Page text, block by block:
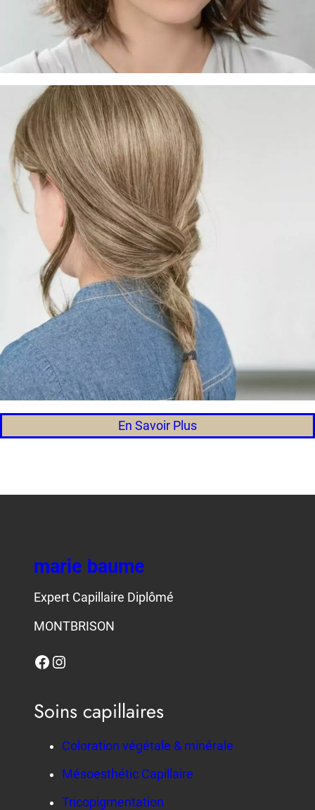
En Savoir Plus
marie baume
Expert Capillaire Diplômé
MONTBRISON
Facebook Instagram
Soins capillaires
Coloration végétale & minérale
Mésoesthétic Capillaire
Tricopigmentation